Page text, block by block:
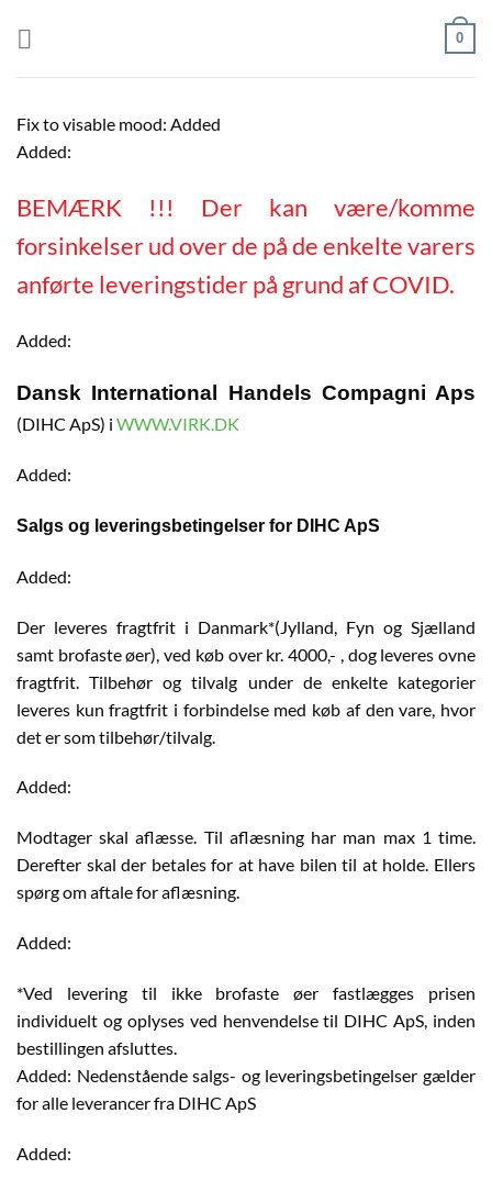
0
Fix to visable mood: Added
Added:
BEMÆRK !!! Der kan være/komme
forsinkelser ud over de på de enkelte varers
anførte leveringstider på grund af COVID.
Added:
Dansk International Handels Compagni Aps
(DIHC ApS) i WWW.VIRK.DK
Added:
Salgs og leveringsbetingelser for DIHC ApS
Added:
Der leveres fragtfrit i Danmark*(Jylland, Fyn og Sjælland
samt brofaste øer), ved køb over kr. 4000,- , dog leveres ovne
fragtfrit. Tilbehør og tilvalg under de enkelte kategorier
leveres kun fragtfrit i forbindelse med køb af den vare, hvor
det er som tilbehør/tilvalg.
Added:
Modtager skal aflæsse. Til aflæsning har man max 1 time.
Derefter skal der betales for at have bilen til at holde. Ellers
spørg om aftale for aflæsning.
Added:
*Ved levering til ikke brofaste øer fastlægges prisen
individuelt og oplyses ved henvendelse til DIHC ApS, inden
bestillingen afsluttes.
Added: Nedenstående salgs- og leveringsbetingelser gælder
for alle leverancer fra DIHC ApS
Added: